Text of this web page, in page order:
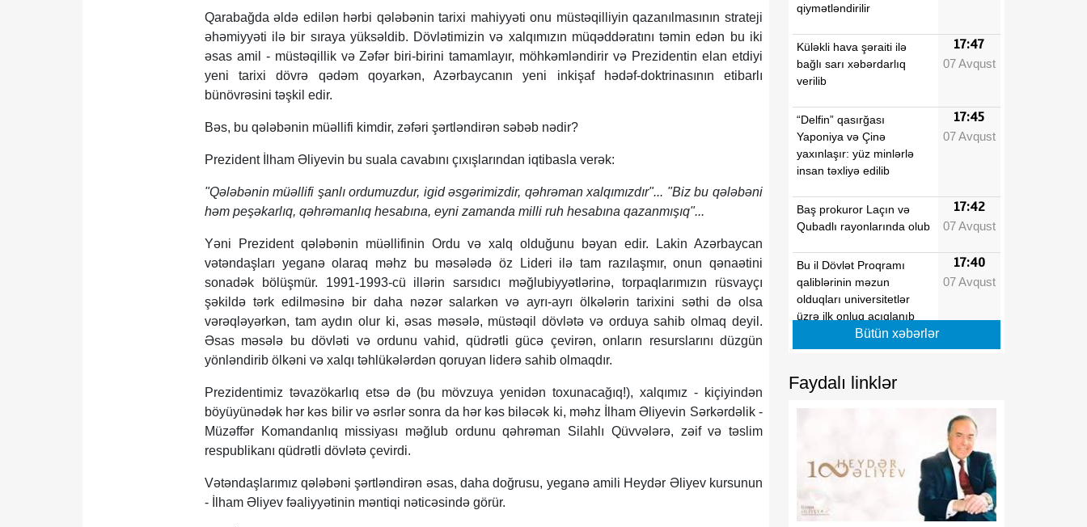
Qarabağda əldə edilən hərbi qələbənin tarixi mahiyyəti onu müstəqilliyin qazanılmasının strateji
əhəmiyyəti ilə bir sıraya yüksəldib. Dövlətimizin və xalqımızın müqəddəratını təmin edən bu iki
əsas amil - müstəqillik və Zəfər biri-birini tamamlayır, möhkəmləndirir və Prezidentin elan etdiyi
yeni tarixi dövrə qədəm qoyarkən, Azərbaycanın yeni inkişaf hədəf-doktrinasının etibarlı
bünövrəsini təşkil edir.
Bəs, bu qələbənin müəllifi kimdir, zəfəri şərtləndirən səbəb nədir?
Prezident İlham Əliyevin bu suala cavabını çıxışlarından iqtibasla verək:
"Qələbənin müəllifi şanlı ordumuzdur, igid əsgərimizdir, qəhrəman xalqımızdır"... "Biz bu qələbəni
həm peşəkarlıq, qəhrəmanlıq hesabına, eyni zamanda milli ruh hesabına qazanmışıq"...
Yəni Prezident qələbənin müəllifinin Ordu və xalq olduğunu bəyan edir. Lakin Azərbaycan
vətəndaşları yeganə olaraq məhz bu məsələdə öz Lideri ilə tam razılaşmır, onun qənaətini
sonadək bölüşmür. 1991-1993-cü illərin sarsıdıcı məğlubiyyətlərinə, torpaqlarımızın rüsvayçı
şəkildə tərk edilməsinə bir daha nəzər salarkən və ayrı-ayrı ölkələrin tarixini səthi də olsa
vərəqləyərkən, tam aydın olur ki, əsas məsələ, müstəqil dövlətə və orduya sahib olmaq deyil.
Əsas məsələ bu dövləti və ordunu vahid, qüdrətli gücə çevirən, onların resurslarını düzgün
yönləndirib ölkəni və xalqı təhlükələrdən qoruyan liderə sahib olmaqdır.
Prezidentimiz təvazökarlıq etsə də (bu mövzuya yenidən toxunacağıq!), xalqımız - kiçiyindən
böyüyünədək hər kəs bilir və əsrlər sonra da hər kəs biləcək ki, məhz İlham Əliyevin Sərkərdəlik -
Müzəffər Komandanlıq missiyası məğlub ordunu qəhrəman Silahlı Qüvvələrə, zəif və təslim
respublikanı qüdrətli dövlətə çevirdi.
Vətəndaşlarımız qələbəni şərtləndirən əsas, daha doğrusu, yeganə amili Heydər Əliyev kursunun
- İlham Əliyev fəaliyyətinin məntiqi nəticəsində görür.
qiymətləndirilir
Küləkli hava şəraiti ilə
bağlı sarı xəbərdarlıq
verilib
17:47
07 Avqust
“Delfin” qasırğası
Yaponiya və Çinə
yaxınlaşır: yüz minlərlə
insan təxliyə edilib
17:45
07 Avqust
Baş prokuror Laçın və
Qubadlı rayonlarında olub
17:42
07 Avqust
Bu il Dövlət Proqramı
qaliblərinin məzun
olduqları universitetlər
üzrə ilk onluq açıqlanıb
17:40
07 Avqust
modelinə beynəlxalq
dəstəyi təsdiqlədi
17:39
dərəcələri üzrə sınaq
imtahanlarına cəlb
17:36
07 Avqust
Bütün xəbərlər
Faydalı linklər